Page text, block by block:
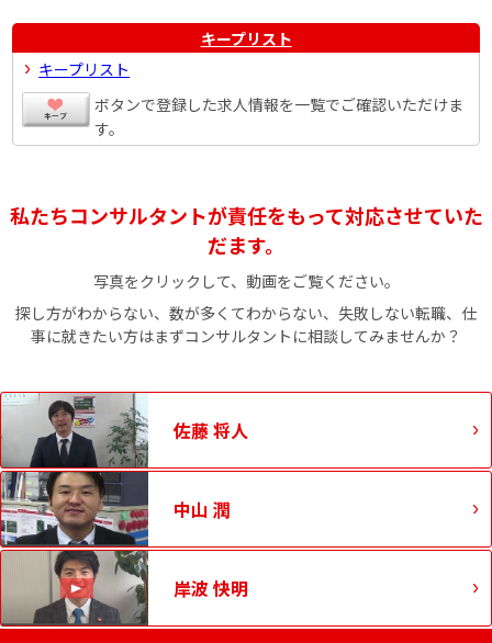
キープリスト
キープリスト
ボタンで登録した求人情報を一覧でご確認いただけま
す。
私たちコンサルタントが責任をもって対応させていた
だます。
写真をクリックして、動画をご覧ください。
探し方がわからない、数が多くてわからない、失敗しない転職、仕
事に就きたい方はまずコンサルタントに相談してみませんか？
佐藤 将人
中山 潤
岸波 快明